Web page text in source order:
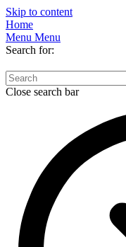
Skip to content
Home
Menu Menu
Search for:
Close search bar